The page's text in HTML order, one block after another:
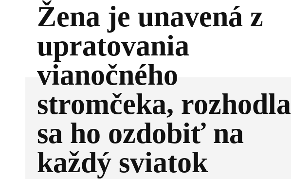
Žena je unavená z
upratovania
vianočného
stromčeka, rozhodla
sa ho ozdobiť na
každý sviatok